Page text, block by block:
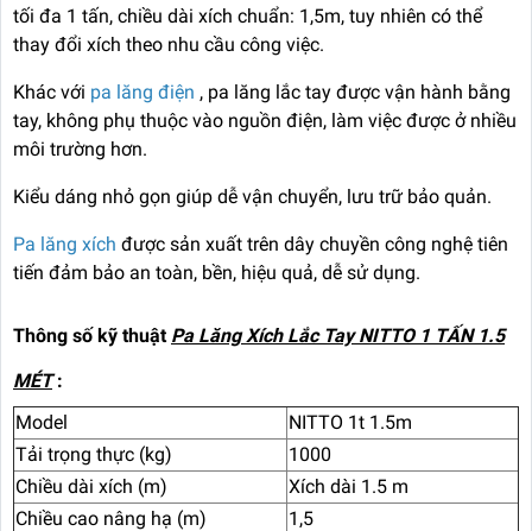
tối đa 1 tấn, chiều dài xích chuẩn: 1,5m, tuy nhiên có thể
thay đổi xích theo nhu cầu công việc.
Khác với pa lăng điện , pa lăng lắc tay được vận hành bằng
tay, không phụ thuộc vào nguồn điện, làm việc được ở nhiều
môi trường hơn.
Kiểu dáng nhỏ gọn giúp dễ vận chuyển, lưu trữ bảo quản.
Pa lăng xích được sản xuất trên dây chuyền công nghệ tiên
tiến đảm bảo an toàn, bền, hiệu quả, dễ sử dụng.
Thông số kỹ thuật Pa Lăng Xích Lắc Tay NITTO 1 TẤN 1.5
MÉT:
Model
NITTO 1t 1.5m
Tải trọng thực (kg)
1000
Chiều dài xích (m)
Xích dài 1.5 m
Chiều cao nâng hạ (m)
1,5